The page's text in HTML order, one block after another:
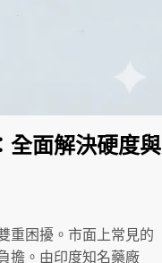
全面解決硬度與
重困擾。市面上常見的
擔。由印度知名藥廠